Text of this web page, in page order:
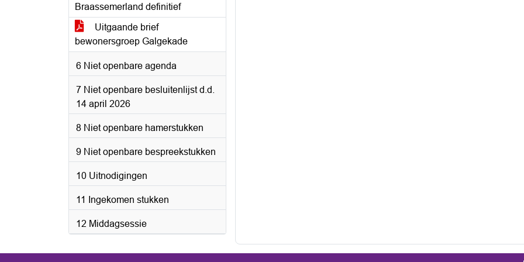
Braassemerland definitief
Uitgaande brief
bewonersgroep Galgekade
6 Niet openbare agenda
7 Niet openbare besluitenlijst d.d.
14 april 2026
8 Niet openbare hamerstukken
9 Niet openbare bespreekstukken
10 Uitnodigingen
11 Ingekomen stukken
12 Middagsessie